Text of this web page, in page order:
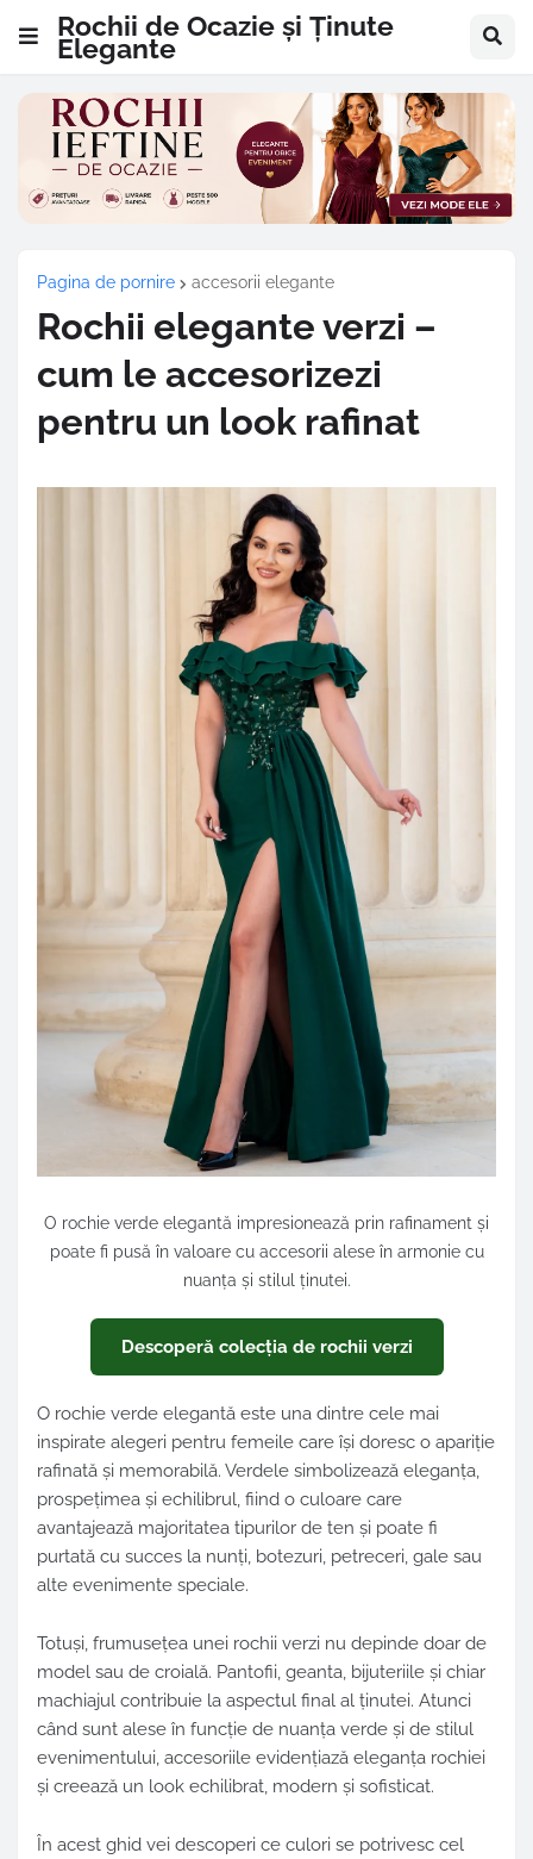
Rochii de Ocazie și Ținute
Elegante
Pagina de pornire accesorii elegante
Rochii elegante verzi –
cum le accesorizezi
pentru un look rafinat
O rochie verde elegantă impresionează prin rafinament și
poate fi pusă în valoare cu accesorii alese în armonie cu
nuanța și stilul ținutei.
Descoperă colecția de rochii verzi
O rochie verde elegantă este una dintre cele mai
inspirate alegeri pentru femeile care își doresc o apariție
rafinată și memorabilă. Verdele simbolizează eleganța,
prospețimea și echilibrul, fiind o culoare care
avantajează majoritatea tipurilor de ten și poate fi
purtată cu succes la nunți, botezuri, petreceri, gale sau
alte evenimente speciale.
Totuși, frumusețea unei rochii verzi nu depinde doar de
model sau de croială. Pantofii, geanta, bijuteriile și chiar
machiajul contribuie la aspectul final al ținutei. Atunci
când sunt alese în funcție de nuanța verde și de stilul
evenimentului, accesoriile evidențiază eleganța rochiei
și creează un look echilibrat, modern și sofisticat.
În acest ghid vei descoperi ce culori se potrivesc cel